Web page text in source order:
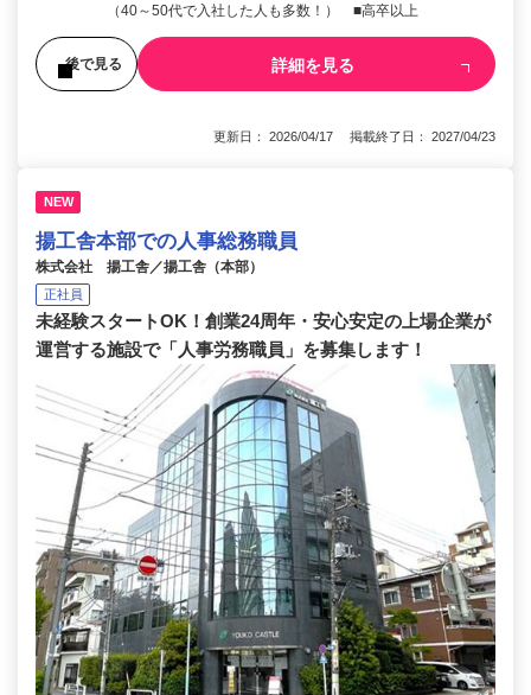
（40～50代で入社した人も多数！） ■高卒以上
後で見る 詳細を見る
更新日： 2026/04/17 掲載終了日： 2027/04/23
NEW
揚工舎本部での人事総務職員
株式会社 揚工舎／揚工舎（本部）
正社員
未経験スタートOK！創業24周年・安心安定の上場企業が
運営する施設で「人事労務職員」を募集します！